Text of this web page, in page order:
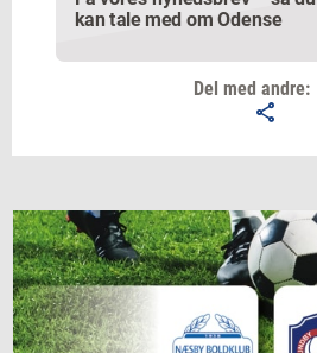
kan tale med om Odense
Navn
Del med andre: